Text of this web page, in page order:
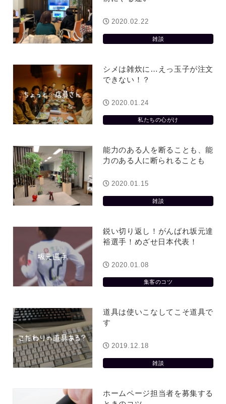
雑談
2020.02.22
シメは雑炊に…えっ玉子が注文
できない！？
私たちの心がけ
2020.01.24
能力のある人を断ることも、能
力のある人に断られることも
雑談
2020.01.15
鋭い切り返し！がんばれ坂元達
裕選手！めざせ日本代表！
集客のコツ
2020.01.08
道具は使いこなしてこそ道具で
す
雑談
2019.12.18
ホームページ担当者を募集する